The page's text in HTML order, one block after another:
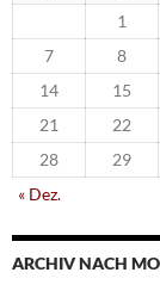
1
7
8
14
15
21
22
28
29
« Dez.
ARCHIV NACH